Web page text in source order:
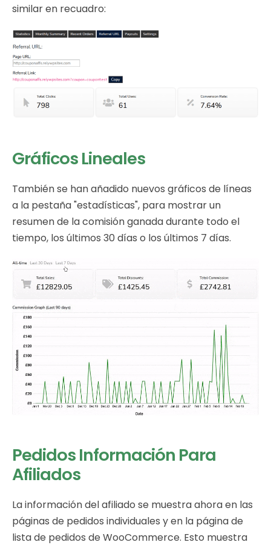
similar en recuadro:
Gráficos Lineales
También se han añadido nuevos gráficos de líneas
a la pestaña "estadísticas", para mostrar un
resumen de la comisión ganada durante todo el
tiempo, los últimos 30 días o los últimos 7 días.
Pedidos Información Para
Afiliados
La información del afiliado se muestra ahora en las
páginas de pedidos individuales y en la página de
lista de pedidos de WooCommerce. Esto muestra